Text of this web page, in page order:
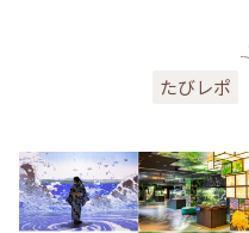
たびレポ